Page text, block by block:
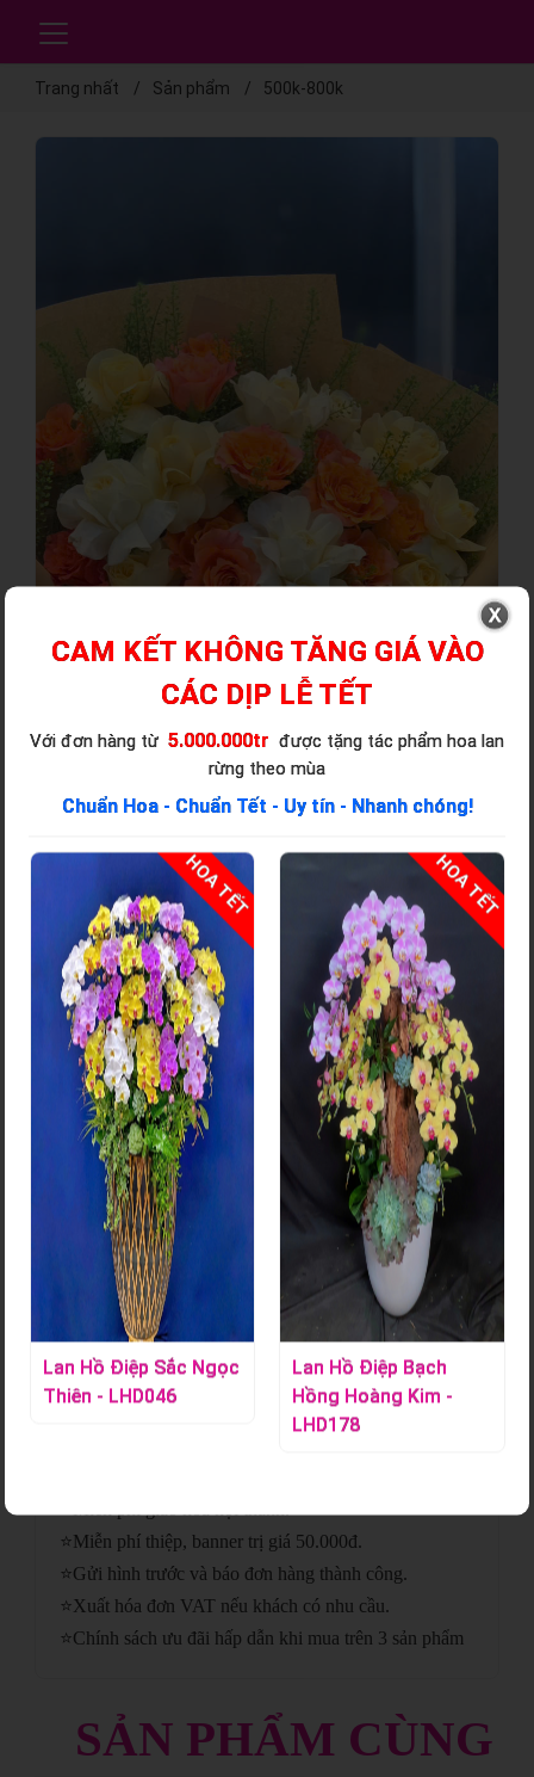
Trang nhất Sản phẩm 500k-800k
Bó Hoa Tươi – HT102
Mã sản phẩm: S000817
Liên hệ ngay Hoa Lan Tác Phẩm để đặt những bó hoa xinh
gửi đến những người mình yêu thương.
Chi tiết sản phẩm
⭐Miễn phí thiệp, banner trị giá 50.000đ.
⭐Gửi hình trước và báo đơn hàng thành công.
⭐Xuất hóa đơn VAT nếu khách có nhu cầu.
⭐Chính sách ưu đãi hấp dẫn khi mua trên 3 sản phẩm
SẢN PHẨM CÙNG
CAM KẾT KHÔNG TĂNG GIÁ VÀO
CÁC DỊP LỄ TẾT
Với đơn hàng từ 5.000.000tr được tặng tác phẩm hoa lan
rừng theo mùa
Chuẩn Hoa - Chuẩn Tết - Uy tín - Nhanh chóng!
Lan Hồ Điệp Sắc Ngọc
Thiên - LHD046
HOA TẾT
Lan Hồ Điệp Bạch
Hồng Hoàng Kim -
LHD178
HOA TẾT